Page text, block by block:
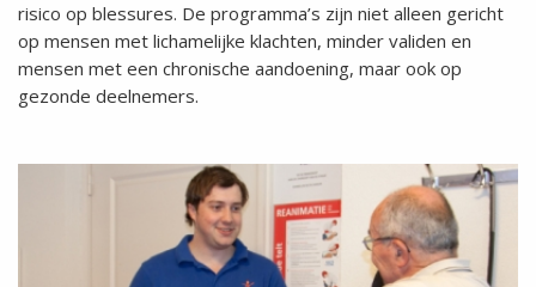
risico op blessures. De programma’s zijn niet alleen gericht
op mensen met lichamelijke klachten, minder validen en
mensen met een chronische aandoening, maar ook op
gezonde deelnemers.